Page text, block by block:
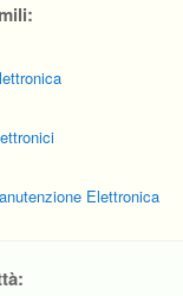
Elettronica